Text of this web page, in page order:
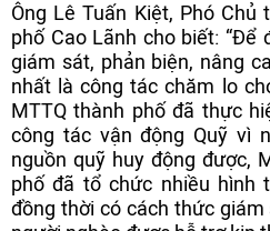
Ông Lê Tuấn Kiệt, Phó Chủ
phố Cao Lãnh cho biết: “Để
giám sát, phản biện, nâng
nhất là công tác chăm lo
MTTQ thành phố đã thực
công tác vận động Quỹ vì
nguồn quỹ huy động được,
phố đã tổ chức nhiều hình
đồng thời có cách thức